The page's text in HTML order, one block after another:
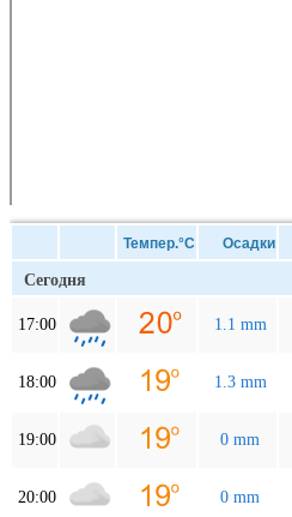
Темпер.°C Осадки
Сегодня
17:00 1.1 mm
18:00 1.3 mm
19:00 0 mm
20:00 0 mm